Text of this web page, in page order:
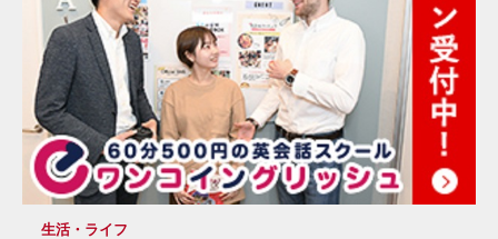
生活・ライフ